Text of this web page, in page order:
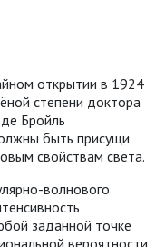
открытии в 1924
степени доктора
Бройль
быть присущи
свойствам света.
волнового
заданной точке